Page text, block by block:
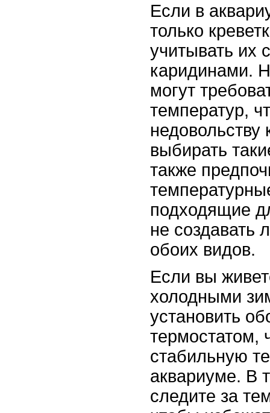
Если в
только
учитывать их
каридинами.
могут
температур,
недовольству
выбирать
также
подходящие
не создавать
обоих видов.
Если вы
холодными
установить
термостатом,
стабильную
аквариуме. В
следите за